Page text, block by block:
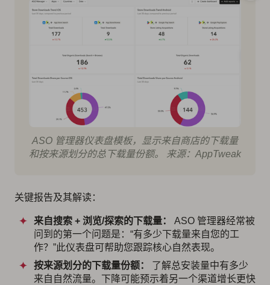
ASO 管理器仪表盘模板，显示来自商店的下载量
和按来源划分的总下载量份额。 来源：AppTweak
关键报告及其解读：
来自搜索 + 浏览/探索的下载量：
ASO 管理器经常被
问到的第一个问题是：“有多少下载量来自您的工
作？”此仪表盘可帮助您跟踪核心自然表现。
按来源划分的下载量份额：
了解总安装量中有多少
来自自然流量。下降可能预示着另一个渠道增长更快